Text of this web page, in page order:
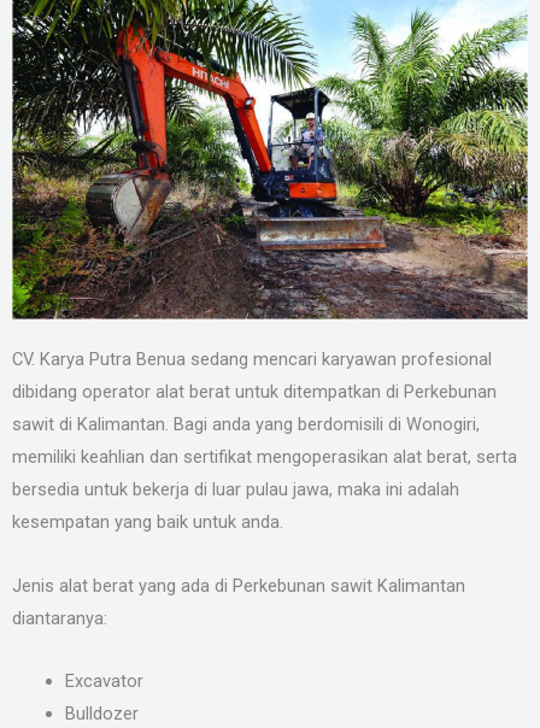
CV. Karya Putra Benua sedang mencari karyawan profesional
dibidang operator alat berat untuk ditempatkan di Perkebunan
sawit di Kalimantan. Bagi anda yang berdomisili di Wonogiri,
memiliki keahlian dan sertifikat mengoperasikan alat berat, serta
bersedia untuk bekerja di luar pulau jawa, maka ini adalah
kesempatan yang baik untuk anda.
Jenis alat berat yang ada di Perkebunan sawit Kalimantan
diantaranya:
Excavator
Bulldozer